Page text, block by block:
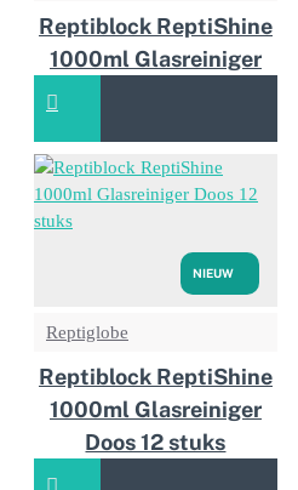
Reptiblock ReptiShine
1000ml Glasreiniger
NIEUW
Reptiglobe
Reptiblock ReptiShine
1000ml Glasreiniger
Doos 12 stuks